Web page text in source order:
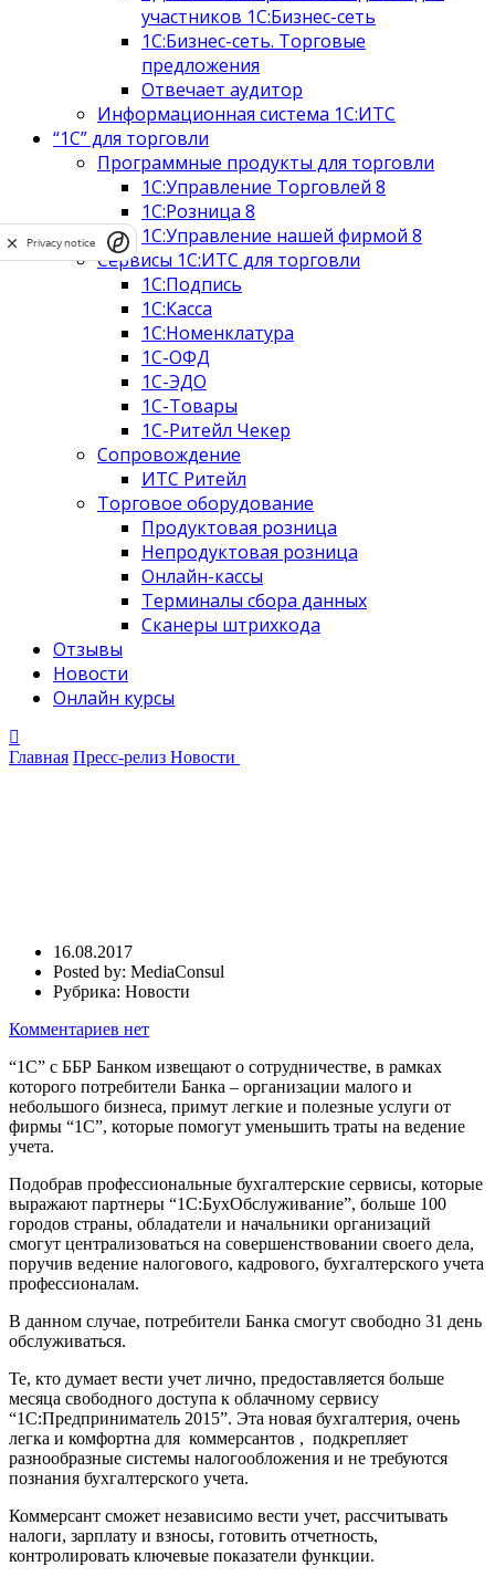
участников 1С:Бизнес-сеть
1С:Бизнес-сеть. Торговые
предложения
Отвечает аудитор
Информационная система 1С:ИТС
“1С” для торговли
Программные продукты для торговли
1С:Управление Торговлей 8
1С:Розница 8
1С:Управление нашей фирмой 8
Сервисы 1С:ИТС для торговли
1С:Подпись
1С:Касса
1С:Номенклатура
1С-ОФД
1С-ЭДО
1С-Товары
1C-Ритейл Чекер
Сопровождение
ИТС Ритейл
Торговое оборудование
Продуктовая розница
Непродуктовая розница
Онлайн-кассы
Терминалы сбора данных
Сканеры штрихкода
Отзывы
Новости
Онлайн курсы
Главная Пресс-релиз Новости
16.08.2017
Posted by: MediaConsul
Рубрика: Новости
Комментариев нет
“1С” с ББР Банком извещают о сотрудничестве, в рамках
которого потребители Банка – организации малого и
небольшого бизнеса, примут легкие и полезные услуги от
фирмы “1С”, которые помогут уменьшить траты на ведение
учета.
Подобрав профессиональные бухгалтерские сервисы, которые
выражают партнеры “1С:БухОбслуживание”, больше 100
городов страны, обладатели и начальники организаций
смогут централизоваться на совершенствовании своего дела,
поручив ведение налогового, кадрового, бухгалтерского учета
профессионалам.
В данном случае, потребители Банка смогут свободно 31 день
обслуживаться.
Те, кто думает вести учет лично, предоставляется больше
месяца свободного доступа к облачному сервису
“1С:Предприниматель 2015”. Эта новая бухгалтерия, очень
легка и комфортна для коммерсантов , подкрепляет
разнообразные системы налогообложения и не требуются
познания бухгалтерского учета.
Коммерсант сможет независимо вести учет, рассчитывать
налоги, зарплату и взносы, готовить отчетность,
контролировать ключевые показатели функции.
Privacy notice